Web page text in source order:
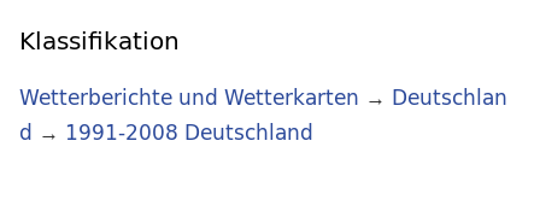
Klassifikation
Wetterberichte und Wetterkarten → Deutschlan
d → 1991-2008 Deutschland